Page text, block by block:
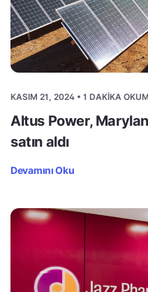
KASIM 21, 2024 • 1 DAKIKA
Altus Power,
satın aldı
Devamını Oku